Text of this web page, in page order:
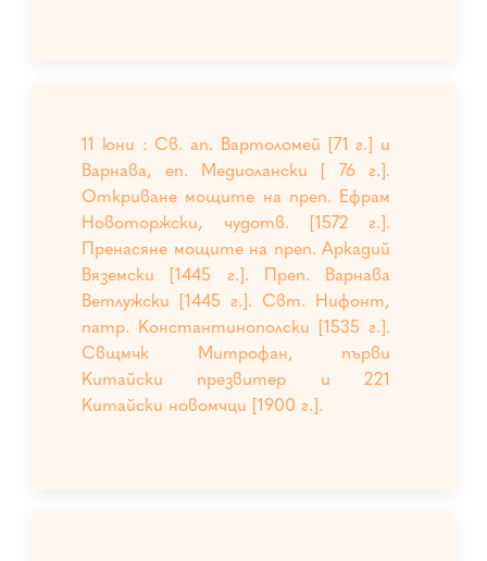
11 юни : Св. ап. Вартоломей [71 г.] и
Варнава, еп. Медиолански [ 76 г.].
Откриване мощите на преп. Ефрам
Новоторжски, чудотв. [1572 г.].
Пренасяне мощите на преп. Аркадий
Вяземски [1445 г.]. Преп. Варнава
Ветлужски [1445 г.]. Свт. Нифонт,
патр. Константинополски [1535 г.].
Свщмчк Митрофан, първи
Китайски презвитер и 221
Китайски новомчци [1900 г.].